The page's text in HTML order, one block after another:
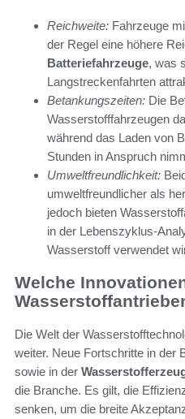
Reichweite: Fahrzeuge
der Regel eine höhere
Batteriefahrzeuge, was
Langstreckenfahrten
Betankungszeiten: Die
Wasserstofffahrzeugen
während das Laden von
Stunden in Anspruch
Umweltfreundlichkeit:
umweltfreundlicher als
jedoch bieten
in der Lebenszyklus-
Wasserstoff verwendet
Welche
Die Welt der
weiter. Neue Fortschritte in der
sowie in der
die Branche. Es gilt, die
senken, um die breite